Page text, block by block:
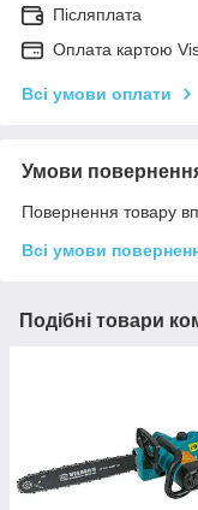
Післяплата
Оплата картою
Всі умови оплати
Умови
Повернення товару
Всі умови
Подібні товари